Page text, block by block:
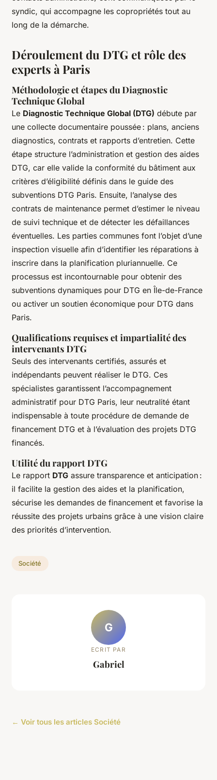
syndic, qui accompagne les copropriétés tout au
long de la démarche.
Déroulement du DTG et rôle des
experts à Paris
Méthodologie et étapes du Diagnostic
Technique Global
Le Diagnostic Technique Global (DTG) débute par
une collecte documentaire poussée : plans, anciens
diagnostics, contrats et rapports d’entretien. Cette
étape structure l’administration et gestion des aides
DTG, car elle valide la conformité du bâtiment aux
critères d’éligibilité définis dans le guide des
subventions DTG Paris. Ensuite, l’analyse des
contrats de maintenance permet d’estimer le niveau
de suivi technique et de détecter les défaillances
éventuelles. Les parties communes font l’objet d’une
inspection visuelle afin d’identifier les réparations à
inscrire dans la planification pluriannuelle. Ce
processus est incontournable pour obtenir des
subventions dynamiques pour DTG en Île-de-France
ou activer un soutien économique pour DTG dans
Paris.
Qualifications requises et impartialité des
intervenants DTG
Seuls des intervenants certifiés, assurés et
indépendants peuvent réaliser le DTG. Ces
spécialistes garantissent l’accompagnement
administratif pour DTG Paris, leur neutralité étant
indispensable à toute procédure de demande de
financement DTG et à l’évaluation des projets DTG
financés.
Utilité du rapport DTG
Le rapport DTG assure transparence et anticipation :
il facilite la gestion des aides et la planification,
sécurise les demandes de financement et favorise la
réussite des projets urbains grâce à une vision claire
des priorités d’intervention.
Société
G
ECRIT PAR
Gabriel
← Voir tous les articles Société